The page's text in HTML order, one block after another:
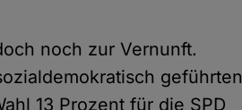
noch zur Vernunft.
geführten
13 Prozent für die SPD